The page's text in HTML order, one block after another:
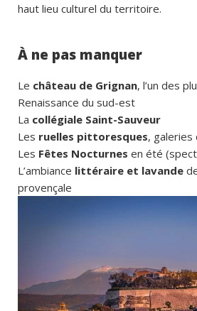
haut lieu culturel du territoire.
À ne pas manquer
Le château de Grignan, l’un des
Renaissance du sud-est
La collégiale Saint-Sauveur
Les ruelles pittoresques, galeries
Les Fêtes Nocturnes en été
L’ambiance littéraire et lavande
provençale